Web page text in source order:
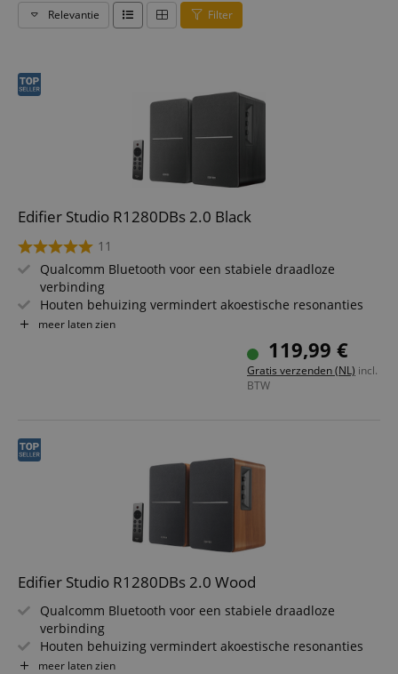
Relevantie Filter
Edifier Studio R1280DBs 2.0 Black
11
Qualcomm Bluetooth voor een stabiele draadloze
verbinding
Houten behuizing vermindert akoestische resonanties
42 Watt RMS totaalvermogen voor vervormingsvrije
Ondersteunt Bluetooth, optische, coaxiale en dubbele
Zijdelings bedieningspaneel en afstandsbediening voor
meer laten zien
119,99 €
Gratis verzenden (NL) incl.
BTW
Edifier Studio R1280DBs 2.0 Wood
Qualcomm Bluetooth voor een stabiele draadloze
verbinding
Houten behuizing vermindert akoestische resonanties
42 Watt RMS totaalvermogen voor een vervormingsvrije
meer laten zien